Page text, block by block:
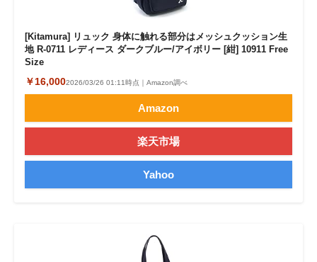
[Kitamura] リュック 身体に触れる部分はメッシュクッション生
地 R-0711 レディース ダークブルー/アイボリー [紺] 10911 Free
Size
￥16,0002026/03/26 01:11時点｜Amazon調べ
Amazon
楽天市場
Yahoo